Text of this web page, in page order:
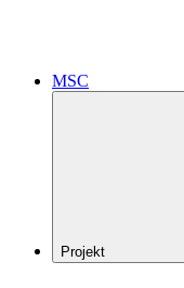
MSC
Projekt